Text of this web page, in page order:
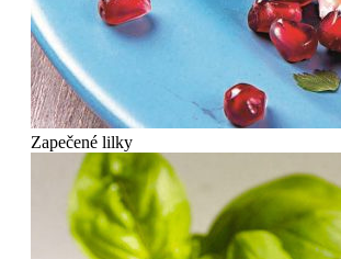
Zapečené lilky